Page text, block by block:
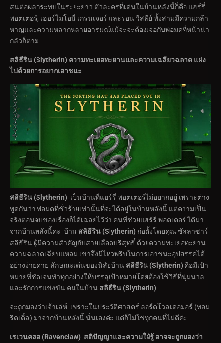
สนต่อผลกระทบในระยะยาว ตัวละครที่เด่นในบ้านหลังนี้ก็คือ แฮร์รี่
พอตเตอร์, เฮอร์ไมโอนี่ เกรนเจอร์ และรอน วีสลีย์ ทั้งสามมีความกล้า
หาญและความหลากหลายอารมณ์แม้จะจะต้องเจอกับพ่อมดที่หน้าน่า
กลัวก็ตาม
สลิธีริน (Slytherin) ความทะเยอทะยานและความเฉลียวฉลาด แฝง
ไปด้วยการอยากเอาชนะ
สลิธีริน (Slytherin) เป็นบ้านที่แฮร์รี่ พอตเตอร์ไม่อยากอยู่ เพราะต่าง
พูดกันว่า พ่อมดที่ชั่วร้ายเท่านั้นที่จะได้อยู่ในบ้านหลังนี้ แต่ความเป็น
จริงตอนจบของเรื่องก็ได้เฉลยไว้ว่า คนที่ช่วยแฮร์รี่ พอตเตอร์ ได้มา
จากบ้านหลังนี้คะ บ้าน สลิธีริน (Slytherin) ก่อตั้งโดยคุณ ซัลลาซาร์
สลิธีริน ผู้มีความสำคัญกับสายเลือดบริสุทธิ์ ด้วยความทะเยอทะยาน
ความฉลาดเฉียบแหลม เขาจึงมีไหวพริบในการเอาชนะอุปสรรคได้
อย่างง่ายดาย ลักษณะเด่นของนิสัยบ้าน สลิธีริน (Slytherin) คือมีเป้า
หมายที่ชัดเจนทำทุกอย่างให้บรรลุเป้าหมายโดยต้องใช้วิธีที่นุ่มนวล
และรักการแข่งขัน คนในบ้าน สลิธีริน (Slytherin)
จะถูกมองว่าเจ้าเล่ห์ เพราะในประวัติศาสตร์ ลอร์ดโวลเดอมอร์ (ทอม
ริดเดิ้ล) มาจากบ้านหลังนี้ นั่นเองค่ะ แต่ก็ไม่ใช่ทุกคนที่ไม่ดีค่ะ
เรเวนคลอ (Ravenclaw) สติปัญญาและความใฝ่รู้ อาจจะถูกมองว่า